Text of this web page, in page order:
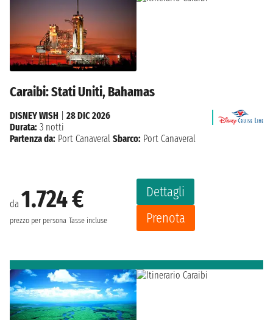
Caraibi: Stati Uniti, Bahamas
da 1.724 €
prezzo per persona Tasse incluse
Dettagli
Prenota
DISNEY WISH
28 DIC 2026
Durata: 3 notti
Partenza da: Port Canaveral Sbarco: Port Canaveral